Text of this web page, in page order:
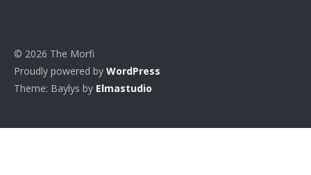
© 2026 The Morfi
Proudly powered by WordPress
Theme: Baylys by Elmastudio